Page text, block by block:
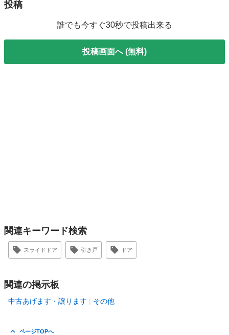
投稿
誰でも今すぐ30秒で投稿出来る
投稿画面へ (無料)
関連キーワード検索
スライドドア 引き戸 ドア
関連の掲示板
中古あげます・譲ります その他
ページTOPへ